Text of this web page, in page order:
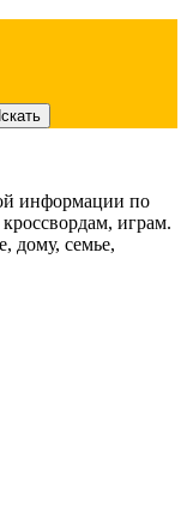
информации по
играм.
дому, семье,